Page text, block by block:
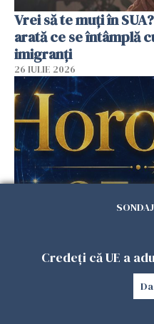
Vrei să te muți în
arată ce se întâmplă
imigranți
26 IULIE 2026
Horoscop 27 iulie.
săptămânii.
neașteptate pentru
Credeți că UE a
Da